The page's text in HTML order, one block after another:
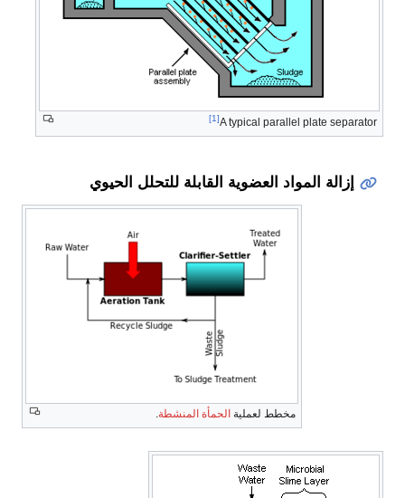
A typical parallel plate separator
[1]
إزالة المواد العضوية القابلة للتحلل الحيوي
مخطط لعملية الحمأة المنشطة